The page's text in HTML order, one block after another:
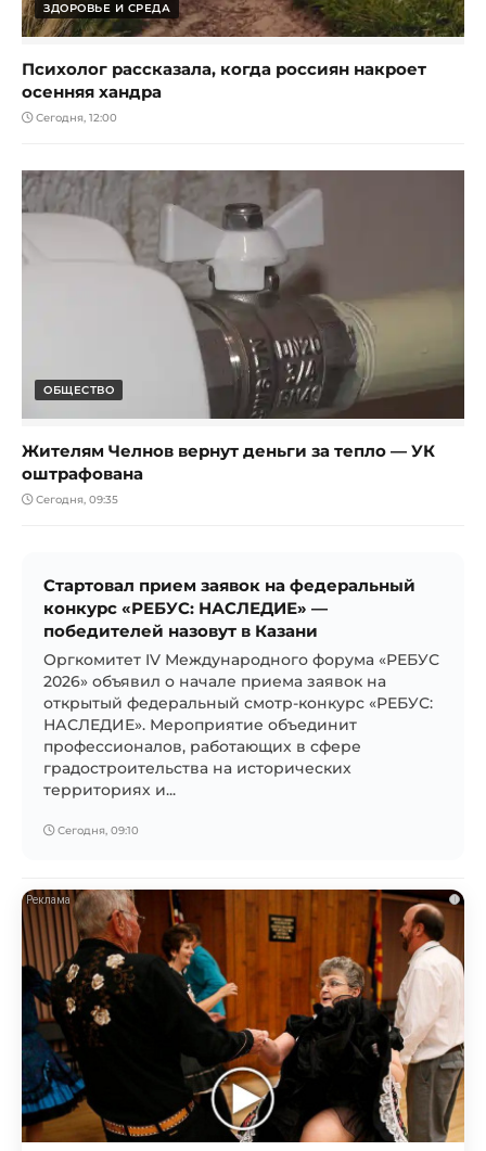
ЗДОРОВЬЕ И СРЕДА
Психолог рассказала, когда россиян накроет
осенняя хандра
Сегодня, 12:00
ОБЩЕСТВО
Жителям Челнов вернут деньги за тепло — УК
оштрафована
Сегодня, 09:35
Стартовал прием заявок на федеральный
конкурс «РЕБУС: НАСЛЕДИЕ» —
победителей назовут в Казани
Оргкомитет IV Международного форума «РЕБУС
2026» объявил о начале приема заявок на
открытый федеральный смотр-конкурс «РЕБУС:
НАСЛЕДИЕ». Мероприятие объединит
профессионалов, работающих в сфере
градостроительства на исторических
территориях и...
Сегодня, 09:10
i